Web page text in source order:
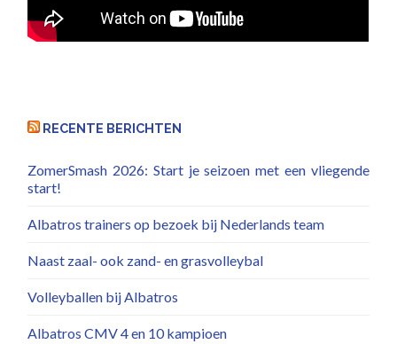
RECENTE BERICHTEN
ZomerSmash 2026: Start je seizoen met een vliegende
start!
Albatros trainers op bezoek bij Nederlands team
Naast zaal- ook zand- en grasvolleybal
Volleyballen bij Albatros
Albatros CMV 4 en 10 kampioen